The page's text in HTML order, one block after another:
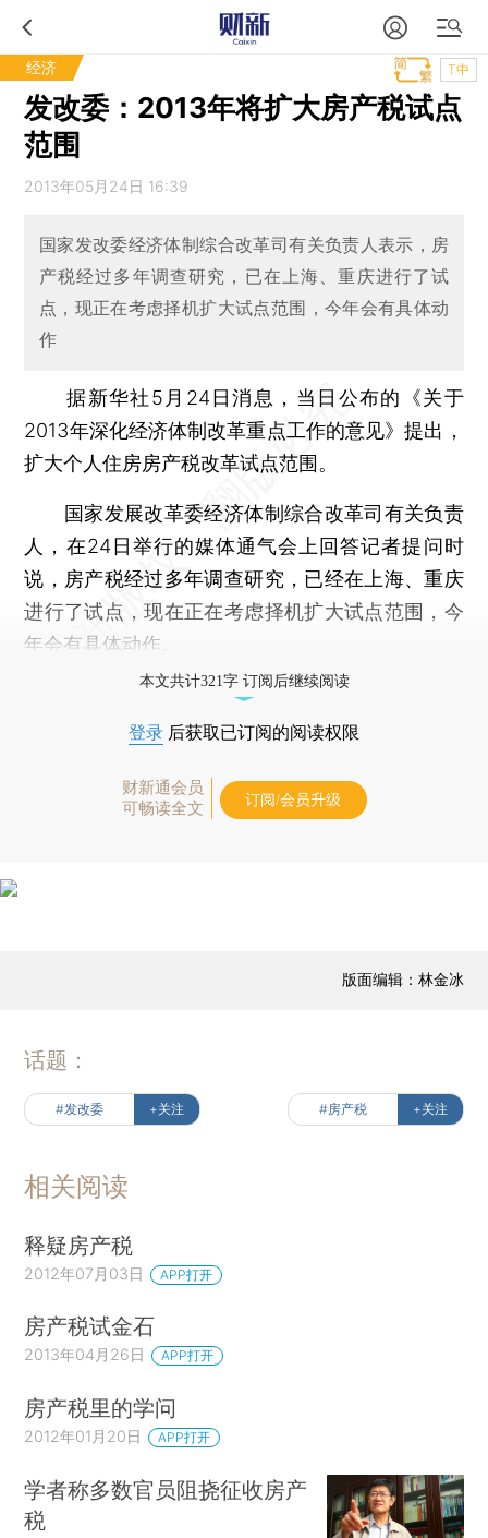
经济 T中
发改委：2013年将扩大房产税试点
范围
2013年05月24日 16:39
国家发改委经济体制综合改革司有关负责人表示，房
产税经过多年调查研究，已在上海、重庆进行了试
点，现正在考虑择机扩大试点范围，今年会有具体动
作
据新华社5月24日消息，当日公布的《关于
2013年深化经济体制改革重点工作的意见》提出，
扩大个人住房房产税改革试点范围。
国家发展改革委经济体制综合改革司有关负责
人，在24日举行的媒体通气会上回答记者提问时
说，房产税经过多年调查研究，已经在上海、重庆
进行了试点，现在正在考虑择机扩大试点范围，今
年会有具体动作。
本文共计321字 订阅后继续阅读
登录 后获取已订阅的阅读权限
财新通会员
可畅读全文
订阅/会员升级
版面编辑：林金冰
话题：
#发改委 +关注 #房产税 +关注
相关阅读
释疑房产税
2012年07月03日 APP打开
房产税试金石
2013年04月26日 APP打开
房产税里的学问
2012年01月20日 APP打开
学者称多数官员阻挠征收房产
税